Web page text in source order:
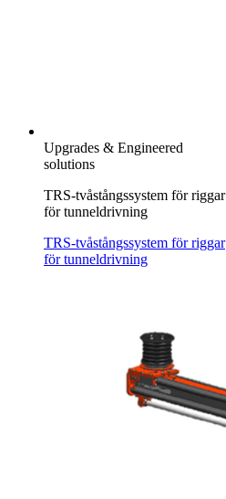
Upgrades & Engineered
solutions
TRS-tvåstångssystem för riggar
för tunneldrivning
TRS-tvåstångssystem för riggar
för tunneldrivning